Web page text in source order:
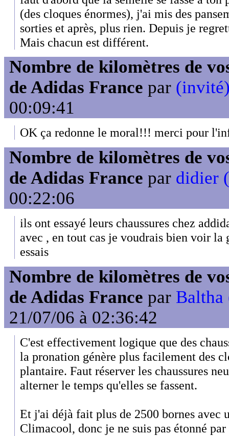
(des cloques énormes), j'ai mis des
sorties et après, plus rien. Depuis je
Mais chacun est différent.
Nombre de kilomètres de
de Adidas France par
00:09:41
OK ça redonne le moral!!! merci pour
Nombre de kilomètres de
de Adidas France par didier
00:22:06
ils ont essayé leurs chaussures chez
avec , en tout cas je voudrais bien voir la
essais
Nombre de kilomètres de
de Adidas France par Baltha
21/07/06 à 02:36:42
C'est effectivement logique que des
la pronation génère plus facilement des
plantaire. Faut réserver les chaussures
alterner le temps qu'elles se fassent.
Et j'ai déjà fait plus de 2500 bornes avec
Climacool, donc je ne suis pas étonné